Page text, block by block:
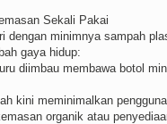
Sekali Pakai
dengan minimnya sampah
gaya hidup:
diimbau membawa botol
kini meminimalkan
organik atau